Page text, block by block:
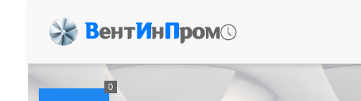
ВентИнПром
0